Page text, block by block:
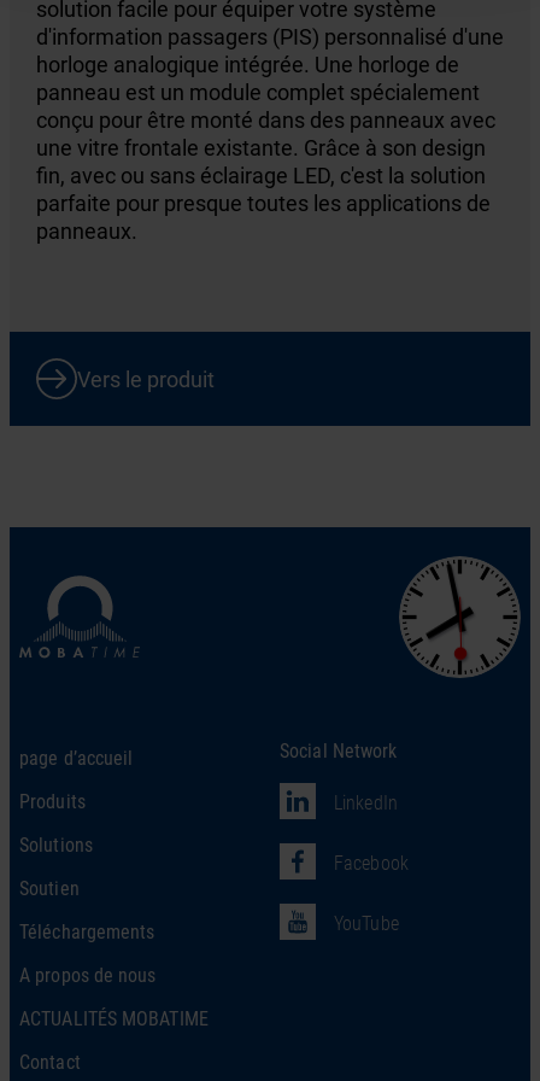
solution facile pour équiper votre système
d'information passagers (PIS) personnalisé d'une
horloge analogique intégrée. Une horloge de
panneau est un module complet spécialement
conçu pour être monté dans des panneaux avec
une vitre frontale existante. Grâce à son design
fin, avec ou sans éclairage LED, c'est la solution
parfaite pour presque toutes les applications de
panneaux.
Vers le produit
page d’accueil
Produits
Solutions
Soutien
Téléchargements
A propos de nous
ACTUALITÉS MOBATIME
Contact
Social Network
LinkedIn
Facebook
YouTube